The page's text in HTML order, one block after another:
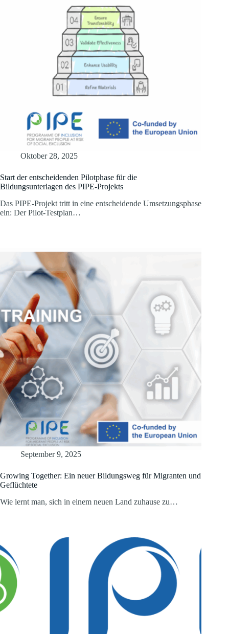
Oktober 28, 2025
Start der entscheidenden Pilotphase für die
Bildungsunterlagen des PIPE-Projekts
Das PIPE-Projekt tritt in eine entscheidende Umsetzungsphase
ein: Der Pilot-Testplan…
September 9, 2025
Growing Together: Ein neuer Bildungsweg für Migranten und
Geflüchtete
Wie lernt man, sich in einem neuen Land zuhause zu…